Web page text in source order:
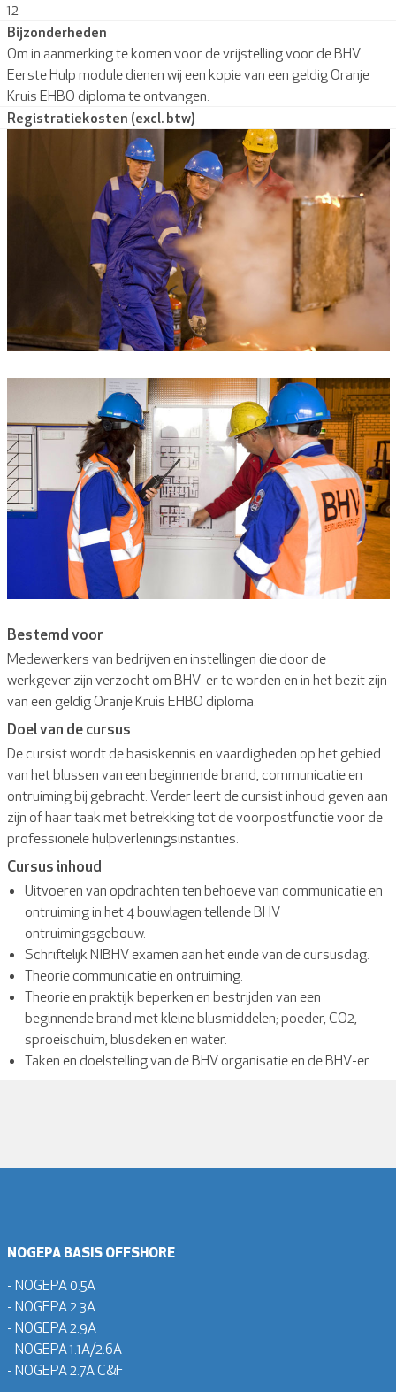
12
Bijzonderheden
Om in aanmerking te komen voor de vrijstelling voor de BHV
Eerste Hulp module dienen wij een kopie van een geldig Oranje
Kruis EHBO diploma te ontvangen.
Registratiekosten (excl. btw)
Bestemd voor
Medewerkers van bedrijven en instellingen die door de
werkgever zijn verzocht om BHV-er te worden en in het bezit zijn
van een geldig Oranje Kruis EHBO diploma.
Doel van de cursus
De cursist wordt de basiskennis en vaardigheden op het gebied
van het blussen van een beginnende brand, communicatie en
ontruiming bij gebracht. Verder leert de cursist inhoud geven aan
zijn of haar taak met betrekking tot de voorpostfunctie voor de
professionele hulpverleningsinstanties.
Cursus inhoud
Uitvoeren van opdrachten ten behoeve van communicatie en
ontruiming in het 4 bouwlagen tellende BHV
ontruimingsgebouw.
Schriftelijk NIBHV examen aan het einde van de cursusdag.
Theorie communicatie en ontruiming.
Theorie en praktijk beperken en bestrijden van een
beginnende brand met kleine blusmiddelen; poeder, CO2,
sproeischuim, blusdeken en water.
Taken en doelstelling van de BHV organisatie en de BHV-er.
NOGEPA BASIS OFFSHORE
- NOGEPA 0.5A
- NOGEPA 2.3A
- NOGEPA 2.9A
- NOGEPA 1.1A/2.6A
- NOGEPA 2.7A C&F